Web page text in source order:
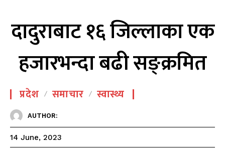
दादुराबाट १६ जिल्लाका एक
हजारभन्दा बढी सङ्क्रमित
प्रदेश समाचार स्वास्थ्य
AUTHOR:
14 June, 2023